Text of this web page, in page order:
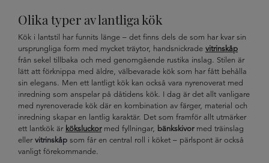
Olika typer av lantliga kök
Kök i lantstil har funnits länge – det finns dels de som har kvar sin
ursprungliga form med mycket träytor, handsnickrade vitrinskåp
från sekel tillbaka och med genomgående rustika inslag. Stilen är
lätt att förknippa med äldre, välbevarade kök som har fått behålla
sin elegans. Men ett lantligt kök kan också vara nyrenoverat med
inredning som anspelar på dåtidens kök. I dag är det allt vanligare
med nyrenoverade kök där en kombination av färger, material och
inredning skapar en lantlig karaktär. Det som framför allt utmärker
ett lantkök är köksluckormed fyllningar, bänkskivormed träinslag
ellervitrinskåp som får en central roll i köket – pärlspont är också
vanligt förekommande.